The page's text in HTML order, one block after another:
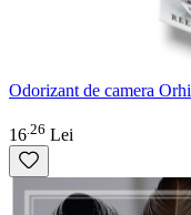
Odorizant de camera
16 26 Lei